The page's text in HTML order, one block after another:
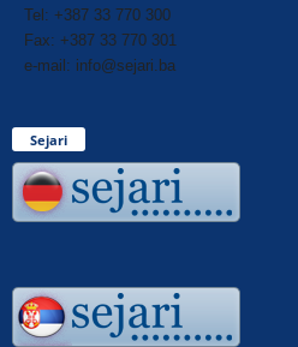
Tel: +387 33 770 300
Fax: +387 33 770 301
e-mail: info@sejari.ba
Sejari